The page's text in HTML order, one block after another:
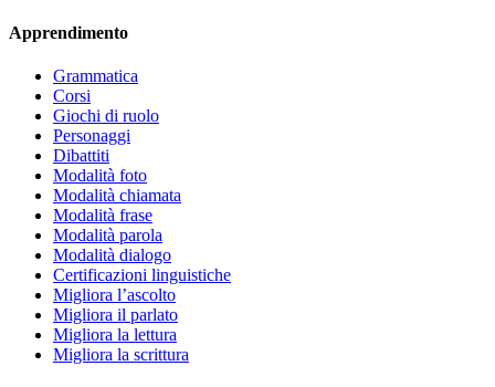
Apprendimento
Grammatica
Corsi
Giochi di ruolo
Personaggi
Dibattiti
Modalità foto
Modalità chiamata
Modalità frase
Modalità parola
Modalità dialogo
Certificazioni linguistiche
Migliora l’ascolto
Migliora il parlato
Migliora la lettura
Migliora la scrittura